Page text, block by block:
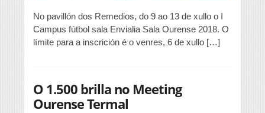
No pavillón dos Remedios, do 9 ao 13 de xullo o I
Campus fútbol sala Envialia Sala Ourense 2018. O
límite para a inscrición é o venres, 6 de xullo […]
O 1.500 brilla no Meeting
Ourense Termal